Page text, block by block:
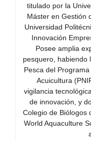
titulado por la
Máster en Gestión
Universidad
Innovación
Posee amplia
pesquero, habiendo
Pesca del
Acuicultura
vigilancia
de innovación, y
Colegio de Biólogos
World Aquaculture